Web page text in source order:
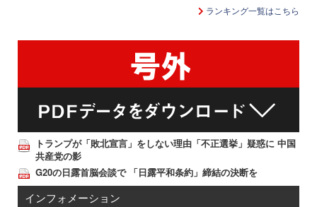
ランキング一覧はこちら
トランプが「敗北宣言」をしない理由「不正選挙」疑惑に 中国
共産党の影
G20の日露首脳会談で 「日露平和条約」締結の決断を
インフォメーション